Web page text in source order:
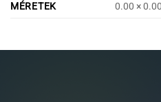
MÉRETEK
0.00 ×